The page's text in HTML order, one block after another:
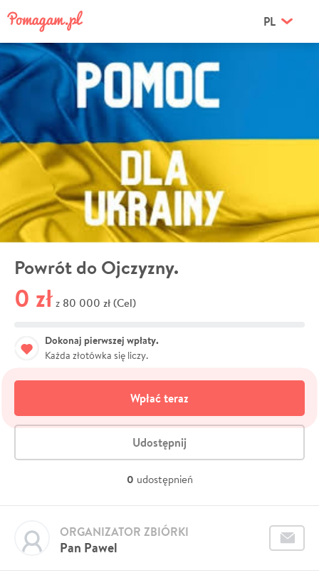
PL
Powrót do Ojczyzny.
0 zł z 80 000 zł (Cel)
Dokonaj pierwszej wpłaty.
Każda złotówka się liczy.
Wpłać teraz
Udostępnij
0 udostępnień
Pan Pawel
ORGANIZATOR ZBIÓRKI